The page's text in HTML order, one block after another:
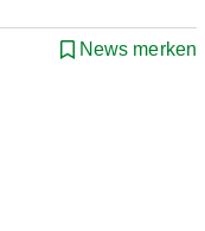
News merken